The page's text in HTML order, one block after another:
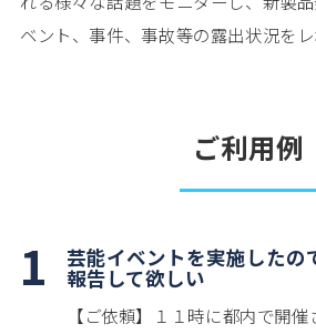
ベント、事件、事故等の露出状況をレ
ご利用例
1 芸能イベントを実施したの
報告して欲しい
【ご依頼】１１時に都内で開